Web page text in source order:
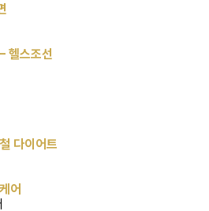
헬스조선
다이어트
어